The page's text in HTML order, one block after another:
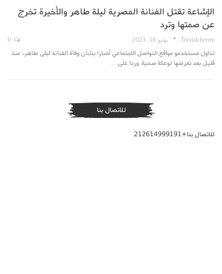
الإشاعة تقتل الفنانة المصرية ليلة طاهر والأخيرة تخرج
عن صمتها وترد
TouriaIcherem يونيو 16, 2023
تداول مستخدمو مواقع التواصل الاجتماعي أخبارا بشأن وفاة الفنانة ليلى طاهر، منذ
قليل بعد تعرضها لوعكة صحية. وردا على…
للاتصال بنا
للاتصال بنا+212614999191